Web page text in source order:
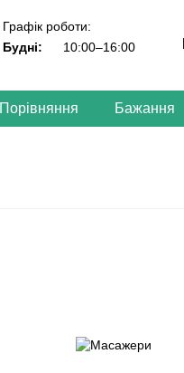
Графік роботи:
Будні:
10:00–16:00
Порівняння Бажання